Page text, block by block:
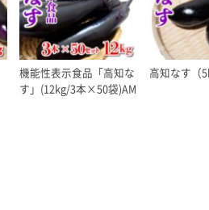
機能性表示食品「高知な
す」(12kg/3本×50袋)AM
高知なす（